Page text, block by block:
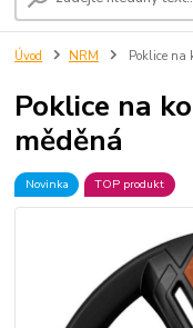
Úvod NRM Poklice na
Poklice na
měděná
Novinka TOP produkt